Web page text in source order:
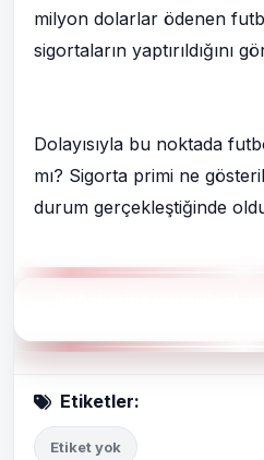
milyon dolarlar ödenen
sigortaların yaptırıldığını
Dolayısıyla bu noktada
mı? Sigorta primi ne
durum gerçekleştiğinde
Etiketler:
Etiket yok